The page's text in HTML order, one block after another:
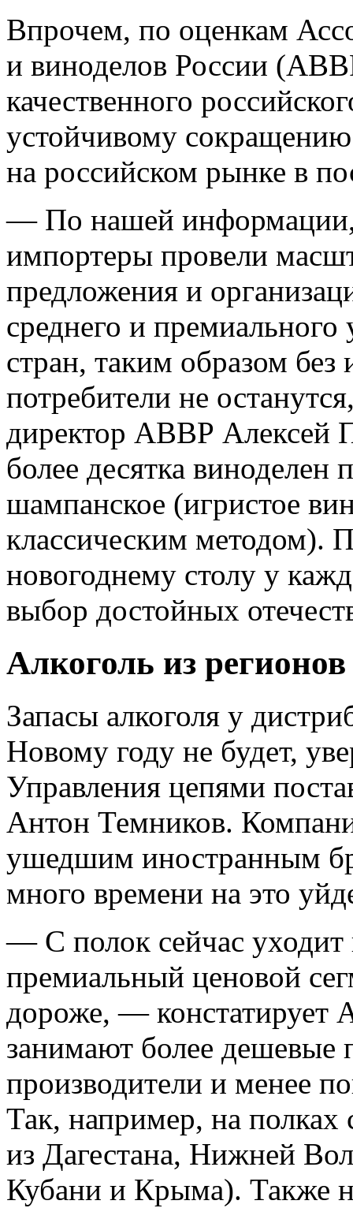
Впрочем, по оценкам
и виноделов России
качественного
устойчивому
на российском рынке в
— По нашей информации,
импортеры провели
предложения и
среднего и
стран, таким образом
потребители не
директор АВВР Алексей
более десятка виноделен
шампанское (игристое
классическим методом).
новогоднему столу у
выбор достойных
Алкоголь из регионов
Запасы алкоголя у
Новому году не будет,
Управления цепями
Антон Темников.
ушедшим иностранным
много времени на это
— С полок сейчас уходит
премиальный ценовой
дороже, —
занимают более дешевые
производители и менее
Так, например, на полках
из Дагестана, Нижней
Кубани и Крыма). Также